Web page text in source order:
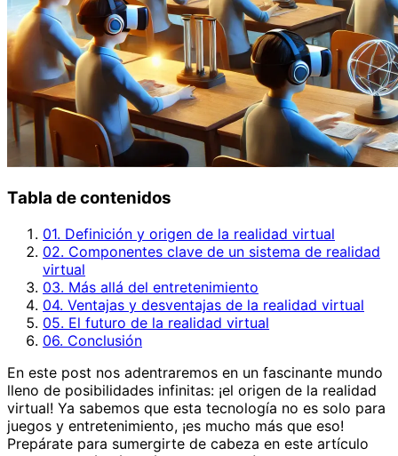
Tabla de contenidos
01. Definición y origen de la realidad virtual
02. Componentes clave de un sistema de realidad
virtual
03. Más allá del entretenimiento
04. Ventajas y desventajas de la realidad virtual
05. El futuro de la realidad virtual
06. Conclusión
En este post nos adentraremos en un fascinante mundo
lleno de posibilidades infinitas: ¡el origen de la realidad
virtual! Ya sabemos que esta tecnología no es solo para
juegos y entretenimiento, ¡es mucho más que eso!
Prepárate para sumergirte de cabeza en este artículo